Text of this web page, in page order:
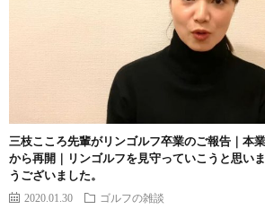
三枝こころ先輩がリンゴルフ卒業のご報告｜本
から再開｜リンゴルフを見守っていこうと思い
うございました。
2020.01.30 ゴルフの雑談